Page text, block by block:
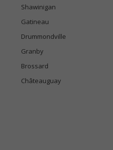
Shawinigan
Gatineau
Drummondville
Granby
Brossard
Châteauguay